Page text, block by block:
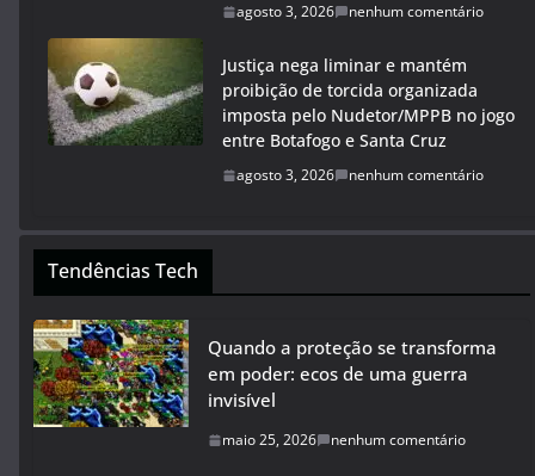
agosto 3, 2026 nenhum comentário
Justiça nega liminar e mantém
proibição de torcida organizada
imposta pelo Nudetor/MPPB no jogo
entre Botafogo e Santa Cruz
agosto 3, 2026 nenhum comentário
Tendências Tech
Quando a proteção se transforma
em poder: ecos de uma guerra
invisível
maio 25, 2026 nenhum comentário